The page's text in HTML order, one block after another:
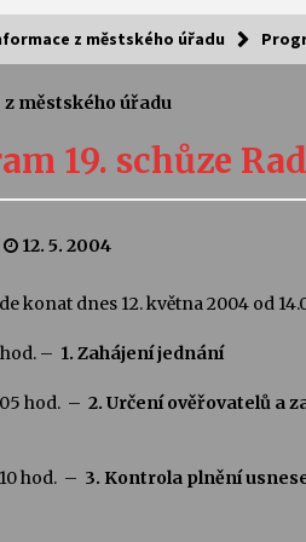
kulturou?
Camerata a Sukuba Ensemble
4. 8. 2026
Pozvánka na integrační festival
Quijotova šedesátka: 28. 7.–1. 8.
28. 7. 2026
Letní koncerty ve Stromovce: Rufus
22. 7. 2026
Želivě ožije odkaz Josefa Čapka
z městského úřadu
městského úřadu
19. schůze
12. 5. 2004
konat dnes 12. května 2004 od
– 1. Zahájení jednání
hod. – 2. Určení ověřovatelů a
hod. – 3. Kontrola plnění